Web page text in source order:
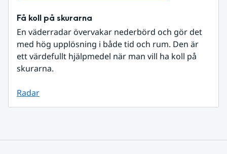
Få koll på skurarna
En väderradar övervakar nederbörd och gör det
med hög upplösning i både tid och rum. Den är
ett värdefullt hjälpmedel när man vill ha koll på
skurarna.
Radar